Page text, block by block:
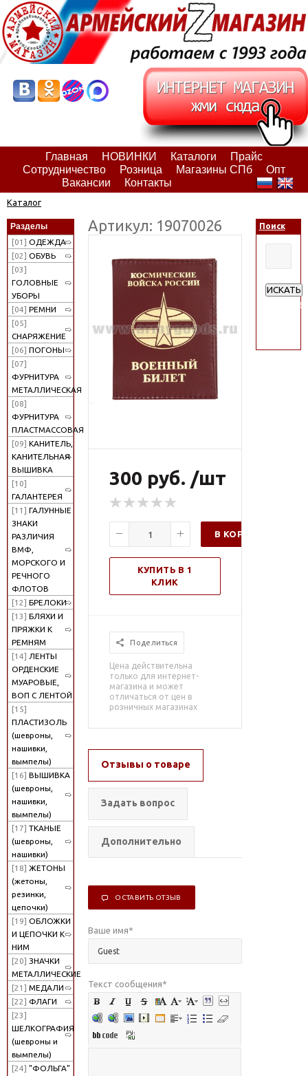
Главная НОВИНКИ Каталоги
Прайс
Сотрудничество
Розница Магазины СПб
Опт
Вакансии
Контакты
Каталог
Разделы
[01] ОДЕЖДА
[02] ОБУВЬ
[03]
ГОЛОВНЫЕ
УБОРЫ
[04] РЕМНИ
[05]
СНАРЯЖЕНИЕ
[06] ПОГОНЫ
[07]
ФУРНИТУРА
МЕТАЛЛИЧЕСКАЯ
[08]
ФУРНИТУРА
ПЛАСТМАССОВАЯ
[09] КАНИТЕЛЬ,
КАНИТЕЛЬНАЯ
ВЫШИВКА
[10]
ГАЛАНТЕРЕЯ
[11] ГАЛУННЫЕ
ЗНАКИ
РАЗЛИЧИЯ
ВМФ,
МОРСКОГО И
РЕЧНОГО
ФЛОТОВ
[12] БРЕЛОКИ
[13] БЛЯХИ И
ПРЯЖКИ К
РЕМНЯМ
[14] ЛЕНТЫ
ОРДЕНСКИЕ
МУАРОВЫЕ,
ВОП С ЛЕНТОЙ
[15]
ПЛАСТИЗОЛЬ
(шевроны,
нашивки,
вымпелы)
[16] ВЫШИВКА
(шевроны,
нашивки,
вымпелы)
[17] ТКАНЫЕ
(шевроны,
нашивки)
[18] ЖЕТОНЫ
(жетоны,
резинки,
цепочки)
[19] ОБЛОЖКИ
И ЦЕПОЧКИ К
НИМ
[20] ЗНАЧКИ
МЕТАЛЛИЧЕСКИЕ
[21] МЕДАЛИ
[22] ФЛАГИ
[23]
ШЕЛКОГРАФИЯ
(шевроны и
вымпелы)
[24] "ФОЛЬГА"
Артикул: 19070026
300 руб. /шт
В КОРЗИНУ
КУПИТЬ В 1
КЛИК
Поделиться
Цена действительна
только для интернет-
магазина и может
отличаться от цен в
розничных магазинах
Отзывы о товаре
Задать вопрос
Дополнительно
ОСТАВИТЬ ОТЗЫВ
Ваше имя*
Текст сообщения*
Поиск
ИСКАТЬ